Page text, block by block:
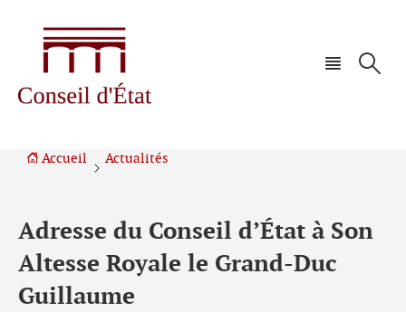
contenu
Accueil Actualités
Adresse du Conseil d’État à Son
Altesse Royale le Grand-Duc
Guillaume